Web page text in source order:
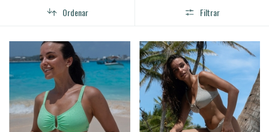
Ordenar Filtrar